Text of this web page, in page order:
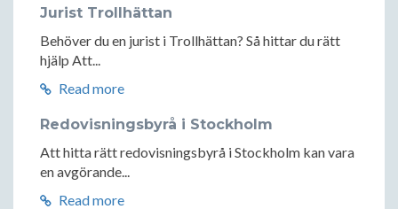
Jurist Trollhättan
Behöver du en jurist i Trollhättan? Så hittar du rätt
hjälp Att...
Read more
Redovisningsbyrå i Stockholm
Att hitta rätt redovisningsbyrå i Stockholm kan vara
en avgörande...
Read more